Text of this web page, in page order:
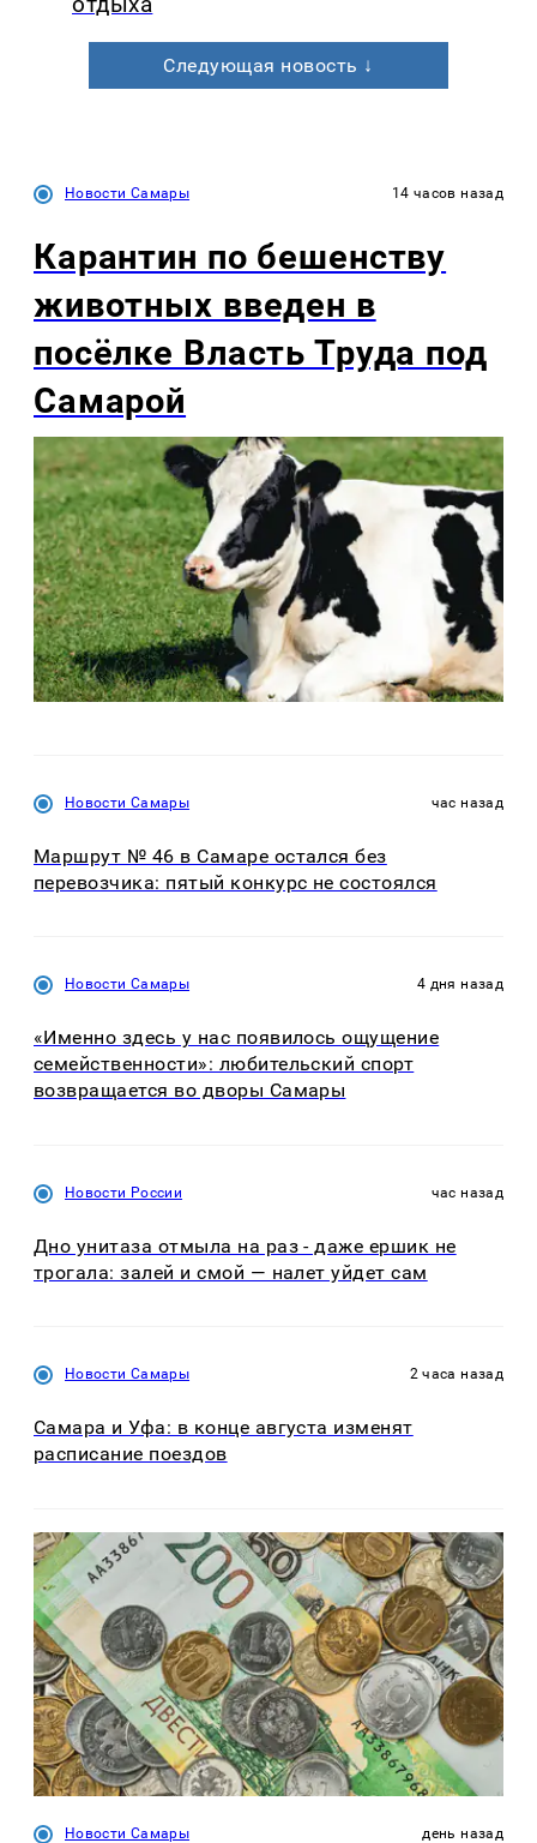
отдыха
Следующая новость ↓
Новости Самары 14 часов назад
Карантин по бешенству
животных введен в
посёлке Власть Труда под
Самарой
Новости Самары час назад
Маршрут № 46 в Самаре остался без
перевозчика: пятый конкурс не состоялся
Новости Самары 4 дня назад
«Именно здесь у нас появилось ощущение
семейственности»: любительский спорт
возвращается во дворы Самары
Новости России час назад
Дно унитаза отмыла на раз - даже ершик не
трогала: залей и смой — налет уйдет сам
Новости Самары 2 часа назад
Самара и Уфа: в конце августа изменят
расписание поездов
Новости Самары день назад